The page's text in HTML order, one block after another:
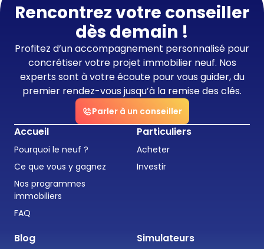
Rencontrez votre conseiller
dès demain !
Profitez d’un accompagnement personnalisé pour
concrétiser votre projet immobilier neuf. Nos
experts sont à votre écoute pour vous guider, du
premier rendez-vous jusqu’à la remise des clés.
Parler à un conseiller
Accueil
Pourquoi le neuf ?
Ce que vous y gagnez
Nos programmes
immobiliers
FAQ
Particuliers
Acheter
Investir
Blog Simulateurs